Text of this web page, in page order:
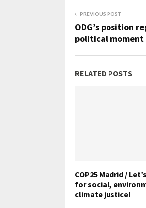
PREVIOUS POST
ODG’s position
political moment
RELATED POSTS
COP25 Madrid /
for social,
climate justice!